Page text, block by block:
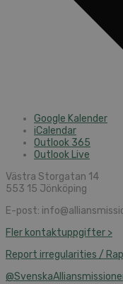
Google Kalender
iCalendar
Outlook 365
Outlook Live
Västra Storgatan 14
553 15 Jönköping
E-post:
Fler kontaktuppgifter >
Report irregularities /